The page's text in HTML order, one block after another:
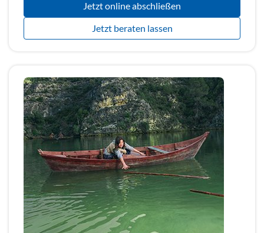
Jetzt online abschließen
Jetzt beraten lassen